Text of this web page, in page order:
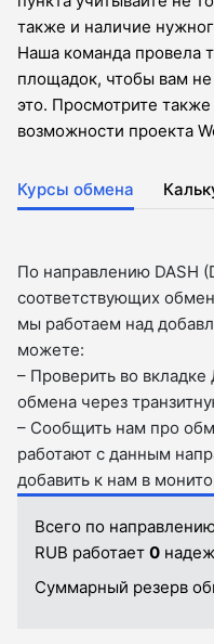
также и наличие
Наша команда провела
площадок, чтобы вам
это. Просмотрите
возможности проекта
Курсы обмена
По направлению DASH
соответствующих
мы работаем над
можете:
– Проверить во
обмена через
– Сообщить нам про
работают с данным
добавить к нам в
Всего по
RUB работает 0
Суммарный резерв